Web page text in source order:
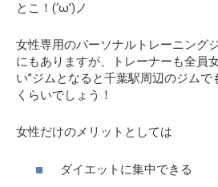
とこ！(‘ω’)ノ
女性専用のパーソナルトレーニング
にもありますが、トレーナーも全員
い”ジムとなると千葉駅周辺のジムで
くらいでしょう！
女性だけのメリットとしては
ダイエットに集中できる